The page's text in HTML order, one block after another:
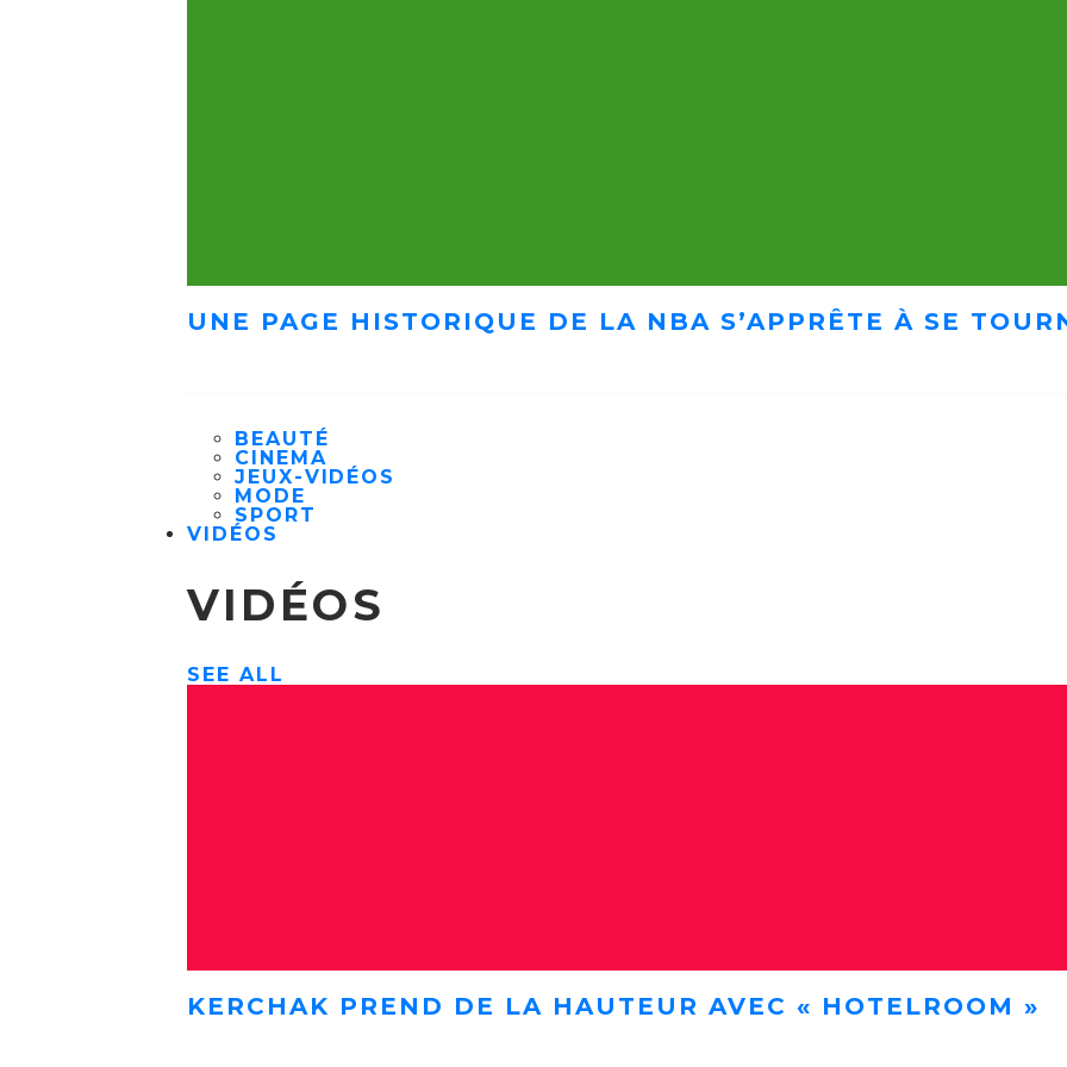
UNE PAGE HISTORIQUE DE LA NBA S’APPRÊTE À SE
BEAUTÉ
CINEMA
JEUX-VIDÉOS
MODE
SPORT
VIDÉOS
VIDÉOS
SEE ALL
KERCHAK PREND DE LA HAUTEUR AVEC « HOTELROOM »